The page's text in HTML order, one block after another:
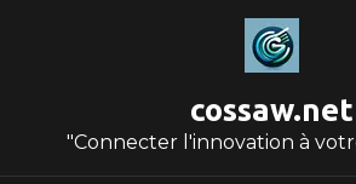
cossaw.net
"Connecter l'innovation à